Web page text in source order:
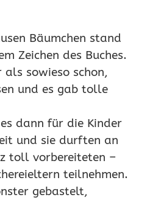
Bäumchen stand
Zeichen des Buches.
als sowieso schon,
und es gab tolle
dann für die Kinder
und sie durften an
toll vorbereiteten –
teilnehmen.
gebastelt,